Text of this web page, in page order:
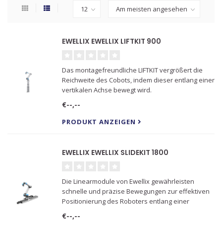
EWELLIX EWELLIX LIFTKIT 900
Das montagefreundliche LIFTKIT vergrößert die
Reichweite des Cobots, indem dieser entlang einer
vertikalen Achse bewegt wird.
€--,--
PRODUKT ANZEIGEN
EWELLIX EWELLIX SLIDEKIT 1800
Die Linearmodule von Ewellix gewährleisten
schnelle und präzise Bewegungen zur effektiven
Positionierung des Roboters entlang einer
€--,--